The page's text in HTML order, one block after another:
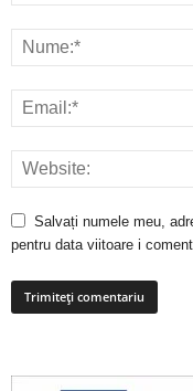
Salvați numele meu,
pentru data viitoare i